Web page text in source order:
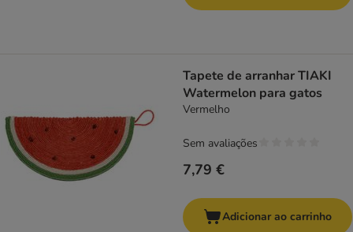
Tapete de arranhar TIAKI
Watermelon para gatos
Vermelho
7,79 €
Sem avaliações
Adicionar ao carrinho